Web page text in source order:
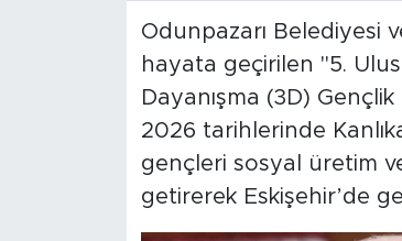
Odunpazarı Belediyesi
hayata geçirilen "5.
Dayanışma (3D) Gençlik
2026 tarihlerinde
gençleri sosyal üretim
getirerek Eskişehir’de